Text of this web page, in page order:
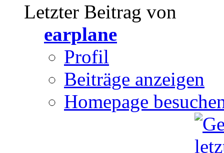
Letzter Beitrag von
earplane
Profil
Beiträge anzeigen
Homepage